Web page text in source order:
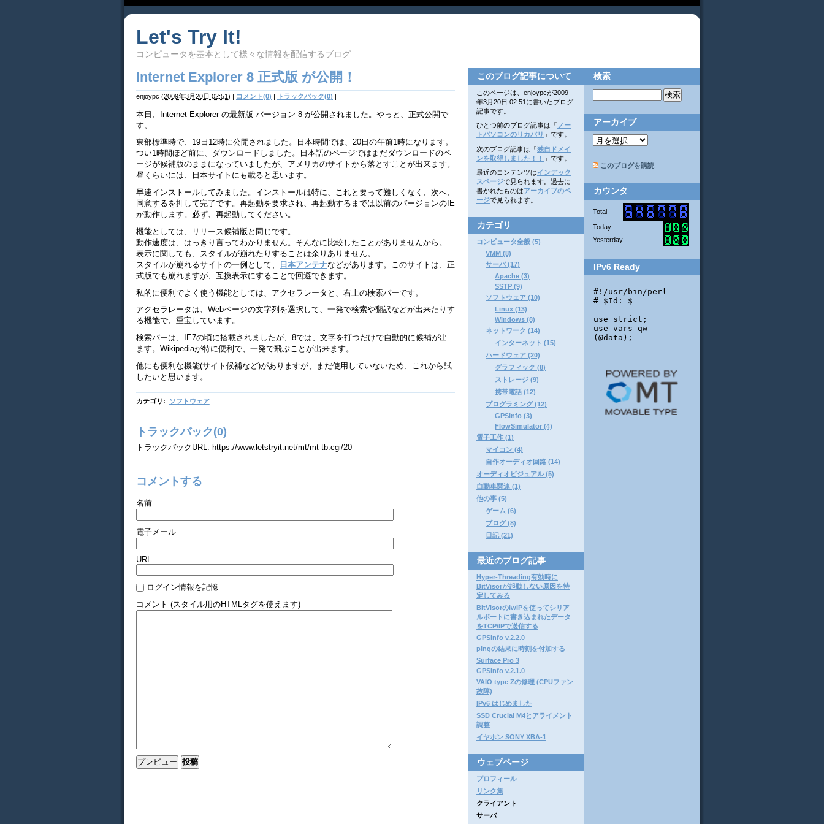
Let's Try It!
コンピュータを基本として様々な情報を配信するブログ
Internet Explorer 8 正式版 が公開！
enjoypc (2009年3月20日 02:51) | コメント(0) | トラックバック(0) |
本日、Internet Explorer の最新版 バージョン 8 が公開されました。やっと、正式公開で
す。
東部標準時で、19日12時に公開されました。日本時間では、20日の午前1時になります。
つい1時間ほど前に、ダウンロードしました。日本語のページではまだダウンロードのペ
ージが候補版のままになっていましたが、アメリカのサイトから落とすことが出来ます。
昼くらいには、日本サイトにも載ると思います。
早速インストールしてみました。インストールは特に、これと要って難しくなく、次へ、
同意するを押して完了です。再起動を要求され、再起動するまでは以前のバージョンのIE
が動作します。必ず、再起動してください。
機能としては、リリース候補版と同じです。
動作速度は、はっきり言ってわかりません。そんなに比較したことがありませんから。
表示に関しても、スタイルが崩れたりすることは余りありません。
スタイルが崩れるサイトの一例として、
日本アンテナなどがあります。このサイトは、正
式版でも崩れますが、互換表示にすることで回避できます。
私的に便利でよく使う機能としては、アクセラレータと、右上の検索バーです。
アクセラレータは、Webページの文字列を選択して、一発で検索や翻訳などが出来たりす
る機能で、重宝しています。
検索バーは、IE7の頃に搭載されましたが、8では、文字を打つだけで自動的に候補が出
ます。Wikipediaが特に便利で、一発で飛ぶことが出来ます。
他にも便利な機能(サイト候補など)がありますが、まだ使用していないため、これから試
したいと思います。
カテゴリ : ソフトウェア
トラックバック(0)
トラックバックURL: https://www.letstryit.net/mt/mt-tb.cgi/20
コメントする
名前
電子メール
URL
ログイン情報を記憶
コメント (スタイル用のHTMLタグを使えます)
検索
アーカイブ
このブログを購読
カウンタ
Total
Today
Yesterday
IPv6 Ready
このブログ記事について
このページは、enjoypcが2009
年3月20日 02:51に書いたブログ
記事です。
ひとつ前のブログ記事は「 ノー
トパソコンのリカバリ 」です。
次のブログ記事は「独自ドメイ
ンを取得しました！！
」です。
最近のコンテンツはインデック
スページで見られます。過去に
書かれたものはアーカイブのペ
ージで見られます。
カテゴリ
コンピュータ全般 (5)
VMM (8)
サーバ (17)
Apache (3)
SSTP (9)
ソフトウェア (10)
Linux (13)
Windows (8)
ネットワーク (14)
インターネット (15)
ハードウェア (20)
グラフィック (8)
ストレージ (9)
携帯電話 (12)
プログラミング (12)
GPSInfo (3)
FlowSimulator (4)
電子工作 (1)
マイコン (4)
自作オーディオ回路 (14)
オーディオビジュアル (5)
自動車関連 (1)
他の事 (5)
ゲーム (6)
ブログ (8)
日記 (21)
最近のブログ記事
Hyper-Threading有効時に
BitVisorが起動しない原因を特
定してみる
BitVisorのlwIPを使ってシリア
ルポートに書き込まれたデータ
をTCP/IPで送信する
GPSInfo v.2.2.0
pingの結果に時刻を付加する
Surface Pro 3
GPSInfo v.2.1.0
VAIO type Zの修理 (CPUファン
故障)
IPv6 はじめました
SSD Crucial M4とアライメント
調整
イヤホン SONY XBA-1
ウェブページ
プロフィール
リンク集
クライアント
サーバ